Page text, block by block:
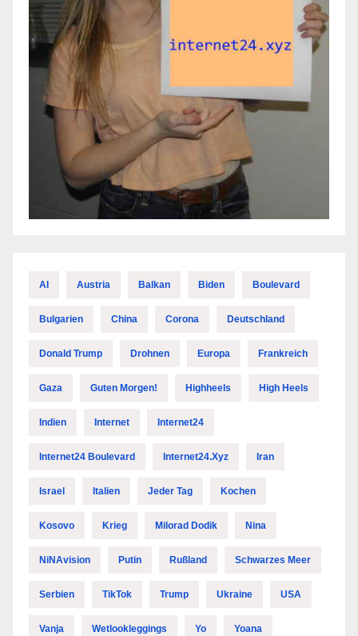
AI Austria Balkan Biden Boulevard
Bulgarien China Corona Deutschland
Donald Trump Drohnen Europa Frankreich
Gaza Guten Morgen! Highheels High Heels
Indien Internet Internet24
Internet24 Boulevard Internet24.xyz Iran
Israel Italien Jeder Tag Kochen
Kosovo Krieg Milorad Dodik Nina
NiNAvision Putin Rußland Schwarzes Meer
Serbien TikTok Trump Ukraine USA
Vanja Wetlookleggings Yo Yoana